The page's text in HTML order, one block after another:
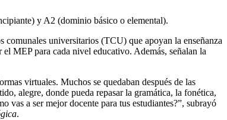
y A2 (dominio básico o elemental).
universitarios (TCU) que apoyan la enseñanza
MEP para cada nivel educativo. Además, señalan la
virtuales. Muchos se quedaban después de las
alegre, donde pueda repasar la gramática, la fonética,
a ser mejor docente para tus estudiantes?”, subrayó
.